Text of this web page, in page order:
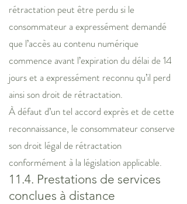
rétractation peut être perdu si le
consommateur a expressément demandé
que l’accès au contenu numérique
commence avant l’expiration du délai de 14
jours et a expressément reconnu qu’il perd
ainsi son droit de rétractation.
À défaut d’un tel accord exprès et de cette
reconnaissance, le consommateur conserve
son droit légal de rétractation
conformément à la législation applicable.
11.4. Prestations de services
conclues à distance